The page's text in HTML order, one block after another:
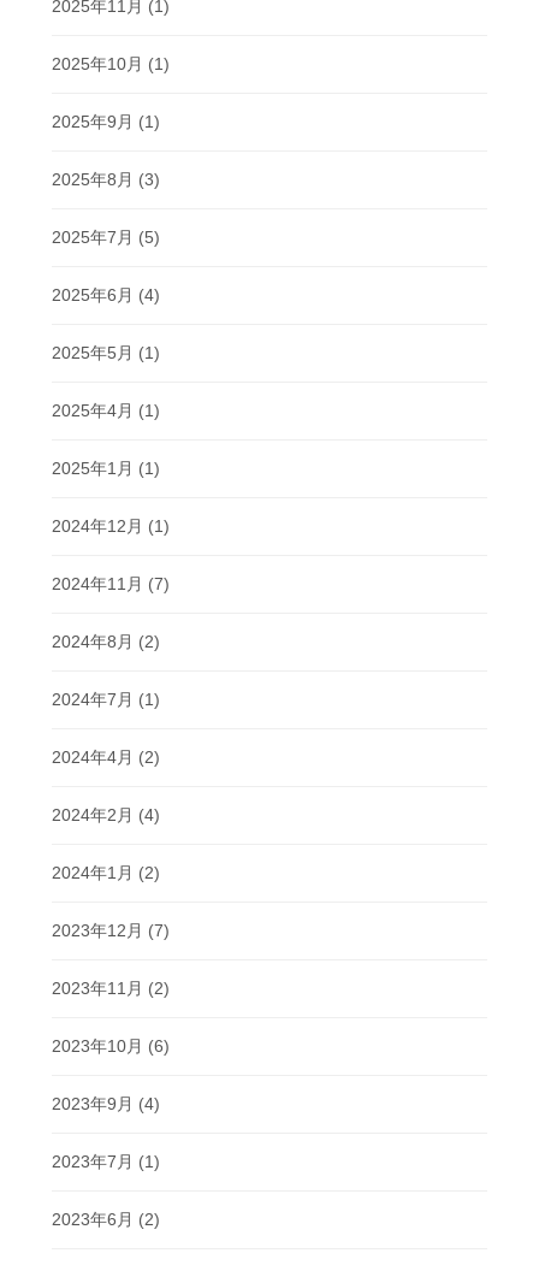
2025年11月 (1)
2025年10月 (1)
2025年9月 (1)
2025年8月 (3)
2025年7月 (5)
2025年6月 (4)
2025年5月 (1)
2025年4月 (1)
2025年1月 (1)
2024年12月 (1)
2024年11月 (7)
2024年8月 (2)
2024年7月 (1)
2024年4月 (2)
2024年2月 (4)
2024年1月 (2)
2023年12月 (7)
2023年11月 (2)
2023年10月 (6)
2023年9月 (4)
2023年7月 (1)
2023年6月 (2)